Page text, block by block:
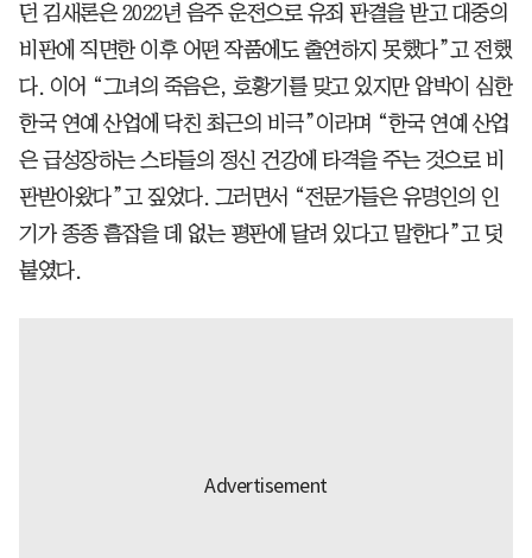
던 김새론은 2022년 음주 운전으로 유죄 판결을 받고 대중의
비판에 직면한 이후 어떤 작품에도 출연하지 못했다”고 전했
다. 이어 “그녀의 죽음은, 호황기를 맞고 있지만 압박이 심한
한국 연예 산업에 닥친 최근의 비극”이라며 “한국 연예 산업
은 급성장하는 스타들의 정신 건강에 타격을 주는 것으로 비
판받아왔다”고 짚었다. 그러면서 “전문가들은 유명인의 인
기가 종종 흠잡을 데 없는 평판에 달려 있다고 말한다”고 덧
붙였다.